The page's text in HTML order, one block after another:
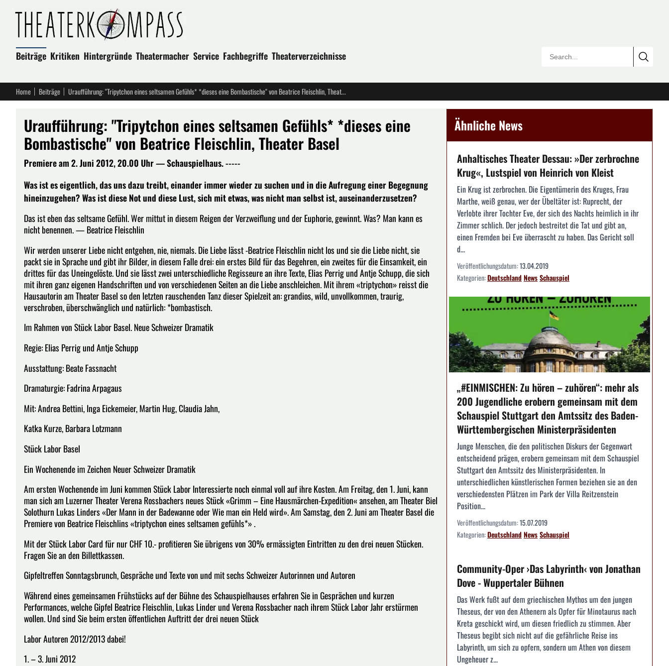
Beiträge Kritiken Hintergründe Theatermacher Service Fachbegriffe Theaterverzeichnisse
Home Beiträge Uraufführung: "Tripytchon eines seltsamen Gefühls* *dieses eine Bombastische" von Beatrice Fleischlin, Theater Basel
Uraufführung: "Tripytchon eines seltsamen Gefühls* *dieses eine
Bombastische" von Beatrice Fleischlin, Theater Basel
Premiere am 2. Juni 2012, 20.00 Uhr — Schauspielhaus. -----
Was ist es eigentlich, das uns dazu treibt, einander immer wieder zu suchen und in die Aufregung einer Begegnung
hineinzugehen? Was ist diese Not und diese Lust, sich mit etwas, was nicht man selbst ist, auseinanderzusetzen?
Das ist eben das seltsame Gefühl. Wer mittut in diesem Reigen der Verzweiflung und der Euphorie, gewinnt. Was? Man kann es
nicht benennen. — Beatrice Fleischlin
Wir werden unserer Liebe nicht entgehen, nie, niemals. Die Liebe lässt -Beatrice Fleischlin nicht los und sie die Liebe nicht, sie
packt sie in Sprache und gibt ihr Bilder, in diesem Falle drei: ein erstes Bild für das Begehren, ein zweites für die Einsamkeit, ein
drittes für das Uneingelöste. Und sie lässt zwei unterschiedliche Regisseure an ihre Texte, Elias Perrig und Antje Schupp, die sich
mit ihren ganz eigenen Handschriften und von verschiedenen Seiten an die Liebe anschleichen. Mit ihrem «triptychon» reisst die
Hausautorin am Theater Basel so den letzten rauschenden Tanz dieser Spielzeit an: grandios, wild, unvollkommen, traurig,
verschroben, überschwänglich und natürlich: *bombastisch.
Im Rahmen von Stück Labor Basel. Neue Schweizer Dramatik
Regie: Elias Perrig und Antje Schupp
Ausstattung: Beate Fassnacht
Dramaturgie: Fadrina Arpagaus
Mit: Andrea Bettini, Inga Eickemeier, Martin Hug, Claudia Jahn,
Katka Kurze, Barbara Lotzmann
Stück Labor Basel
Ein Wochenende im Zeichen Neuer Schweizer Dramatik
Am ersten Wochenende im Juni kommen Stück Labor Interessierte noch einmal voll auf ihre Kosten. Am Freitag, den 1. Juni, kann
man sich am Luzerner Theater Verena Rossbachers neues Stück «Grimm – Eine Hausmärchen-Expedition« ansehen, am Theater Biel
Solothurn Lukas Linders «Der Mann in der Badewanne oder Wie man ein Held wird». Am Samstag, den 2. Juni am Theater Basel die
Premiere von Beatrice Fleischlins «triptychon eines seltsamen gefühls*» .
Mit der Stück Labor Card für nur CHF 10.- profitieren Sie übrigens von 30% ermässigten Eintritten zu den drei neuen Stücken.
Fragen Sie an den Billettkassen.
Gipfeltreffen Sonntagsbrunch, Gespräche und Texte von und mit sechs Schweizer Autorinnen und Autoren
Während eines gemeinsamen Frühstücks auf der Bühne des Schauspielhauses erfahren Sie in Gesprächen und kurzen
Performances, welche Gipfel Beatrice Fleischlin, Lukas Linder und Verena Rossbacher nach ihrem Stück Labor Jahr erstürmen
wollen. Und sind Sie beim ersten öffentlichen Auftritt der drei neuen Stück
Labor Autoren 2012/2013 dabei!
1. – 3. Juni 2012
Ähnliche News
Anhaltisches Theater Dessau: »Der zerbrochne
Krug«, Lustspiel von Heinrich von Kleist
Ein Krug ist zerbrochen. Die Eigentümerin des Kruges, Frau
Marthe, weiß genau, wer der Übeltäter ist: Ruprecht, der
Verlobte ihrer Tochter Eve, der sich des Nachts heimlich in ihr
Zimmer schlich. Der jedoch bestreitet die Tat und gibt an,
einen Fremden bei Eve überrascht zu haben. Das Gericht soll
d...
Veröffentlichungsdatum:13.04.2019
Kategorien:DeutschlandNewsSchauspiel
„#EINMISCHEN: Zu hören – zuhören“: mehr als
200 Jugendliche erobern gemeinsam mit dem
Schauspiel Stuttgart den Amtssitz des Baden-
Württembergischen Ministerpräsidenten
Junge Menschen, die den politischen Diskurs der Gegenwart
entscheidend prägen, erobern gemeinsam mit dem Schauspiel
Stuttgart den Amtssitz des Ministerpräsidenten. In
unterschiedlichen künstlerischen Formen beziehen sie an den
verschiedensten Plätzen im Park der Villa Reitzenstein
Position...
Veröffentlichungsdatum:15.07.2019
Kategorien:DeutschlandNewsSchauspiel
Community-Oper ›Das Labyrinth‹ von Jonathan
Dove - Wuppertaler Bühnen
Das Werk fußt auf dem griechischen Mythos um den jungen
Theseus, der von den Athenern als Opfer für Minotaurus nach
Kreta geschickt wird, um diesen friedlich zu stimmen. Aber
Theseus begibt sich nicht auf die gefährliche Reise ins
Labyrinth, um sich zu opfern, sondern um Athen von diesem
Ungeheuer z...